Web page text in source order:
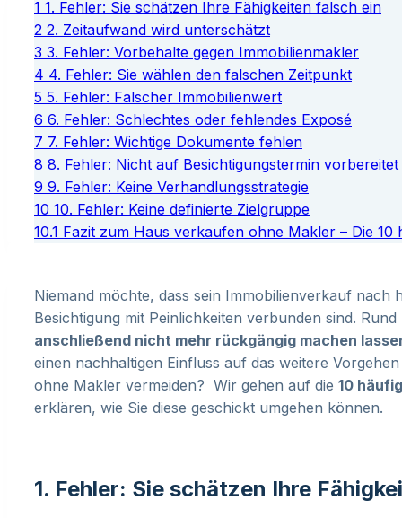
1 1. Fehler: Sie schätzen Ihre Fähigkeiten falsch ein
2 2. Zeitaufwand wird unterschätzt
3 3. Fehler: Vorbehalte gegen Immobilienmakler
4 4. Fehler: Sie wählen den falschen Zeitpunkt
5 5. Fehler: Falscher Immobilienwert
6 6. Fehler: Schlechtes oder fehlendes Exposé
7 7. Fehler: Wichtige Dokumente fehlen
8 8. Fehler: Nicht auf Besichtigungstermin vorbereitet
9 9. Fehler: Keine Verhandlungsstrategie
10 10. Fehler: Keine definierte Zielgruppe
10.1 Fazit zum Haus verkaufen ohne Makler – Die 10
Niemand möchte, dass sein Immobilienverkauf
Besichtigung mit Peinlichkeiten verbunden sind.
anschließend nicht mehr rückgängig machen
einen nachhaltigen Einfluss auf das weitere
ohne Makler vermeiden? Wir gehen auf die 10
erklären, wie Sie diese geschickt umgehen können.
1. Fehler: Sie schätzen Ihre